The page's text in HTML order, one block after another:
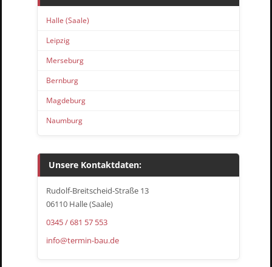
Halle (Saale)
Leipzig
Merseburg
Bernburg
Magdeburg
Naumburg
Unsere Kontaktdaten:
Rudolf-Breitscheid-Straße 13
06110 Halle (Saale)
0345 / 681 57 553
info@termin-bau.de